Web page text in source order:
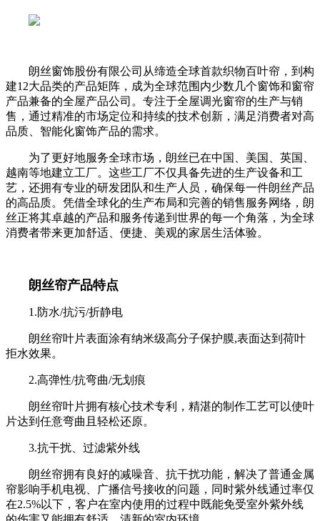
朗丝窗饰股份有限公司从缔造全球首款织物百叶帘，到构
建12大品类的产品矩阵，成为全球范围内少数几个窗饰和窗帘
产品兼备的全屋产品公司。专注于全屋调光窗帘的生产与销
售，通过精准的市场定位和持续的技术创新，满足消费者对高
品质、智能化窗饰产品的需求。
为了更好地服务全球市场，朗丝已在中国、美国、英国、
越南等地建立工厂。这些工厂不仅具备先进的生产设备和工
艺，还拥有专业的研发团队和生产人员，确保每一件朗丝产品
的高品质。凭借全球化的生产布局和完善的销售服务网络，朗
丝正将其卓越的产品和服务传递到世界的每一个角落，为全球
消费者带来更加舒适、便捷、美观的家居生活体验。
朗丝帘产品特点
1.防水/抗污/折静电
朗丝帘叶片表面涂有纳米级高分子保护膜,表面达到荷叶
拒水效果。
2.高弹性/抗弯曲/无划痕
朗丝帘叶片拥有核心技术专利，精湛的制作工艺可以使叶
片达到任意弯曲且轻松还原。
3.抗干扰、过滤紫外线
朗丝帘拥有良好的减噪音、抗干扰功能，解决了普通金属
帘影响手机电视、广播信号接收的问题，同时紫外线通过率仅
在2.5%以下，客户在室内使用的过程中既能免受室外紫外线